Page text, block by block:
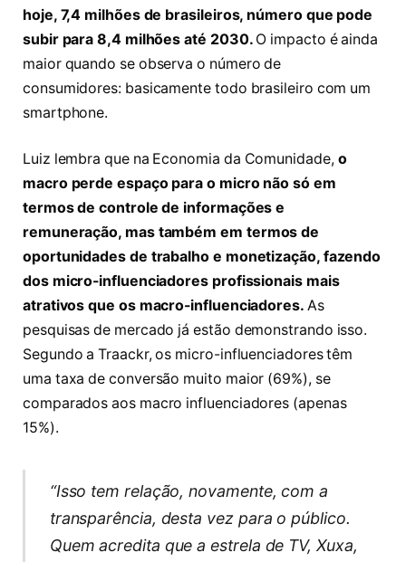
hoje, 7,4 milhões de brasileiros, número que pode
subir para 8,4 milhões até 2030. O impacto é ainda
maior quando se observa o número de
consumidores: basicamente todo brasileiro com um
smartphone.
Luiz lembra que na Economia da Comunidade, o
macro perde espaço para o micro não só em
termos de controle de informações e
remuneração, mas também em termos de
oportunidades de trabalho e monetização, fazendo
dos micro-influenciadores profissionais mais
atrativos que os macro-influenciadores. As
pesquisas de mercado já estão demonstrando isso.
Segundo a Traackr, os micro-influenciadores têm
uma taxa de conversão muito maior (69%), se
comparados aos macro influenciadores (apenas
15%).
“Isso tem relação, novamente, com a
transparência, desta vez para o público.
Quem acredita que a estrela de TV, Xuxa,